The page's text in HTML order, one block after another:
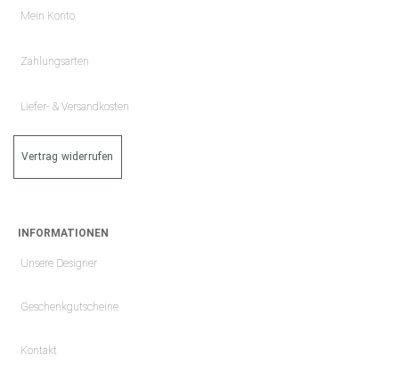
Mein Konto
Zahlungsarten
Liefer- & Versandkosten
Vertrag widerrufen
INFORMATIONEN
Unsere Designer
Geschenkgutscheine
Kontakt